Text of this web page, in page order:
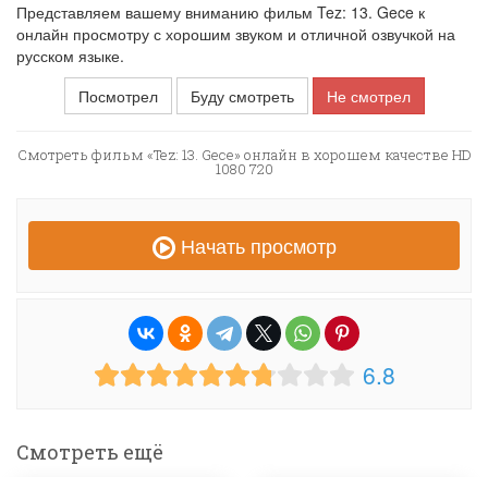
Представляем вашему вниманию фильм Tez: 13. Gece к
онлайн просмотру с хорошим звуком и отличной озвучкой на
русском языке.
Посмотрел
Буду смотреть Не смотрел
Смотреть фильм «Tez: 13. Gece» онлайн в хорошем качестве HD
1080 720
Начать просмотр
6.8
Смотреть ещё